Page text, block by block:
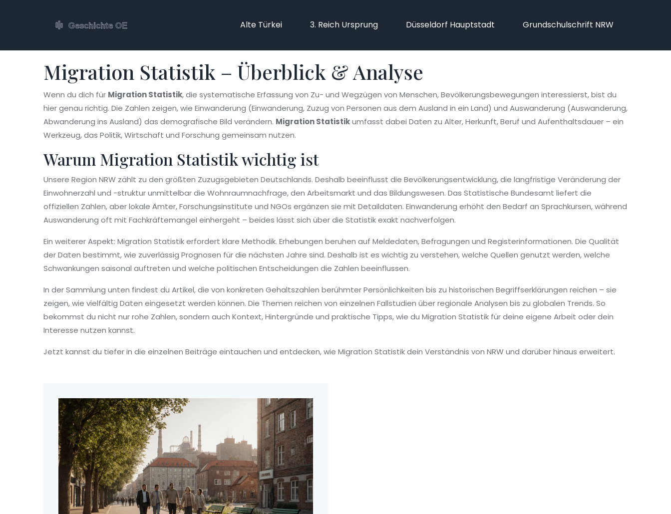
Alte Türkei 3. Reich Ursprung Düsseldorf Hauptstadt Grundschulschrift NRW
Migration Statistik – Überblick & Analyse
Wenn du dich für Migration Statistik,die systematische Erfassung von Zu- und Wegzügen von Menschen,Bevölkerungsbewegungen interessierst, bist du
hier genau richtig. Die Zahlen zeigen, wie Einwanderung (Einwanderung, Zuzug von Personen aus dem Ausland in ein Land) und Auswanderung (Auswanderung,
Abwanderung ins Ausland) das demografische Bild verändern. Migration Statistikumfasst dabei Daten zu Alter, Herkunft, Beruf und Aufenthaltsdauer – ein
Werkzeug, das Politik, Wirtschaft und Forschung gemeinsam nutzen.
Warum Migration Statistik wichtig ist
Unsere Region NRW zählt zu den größten Zuzugsgebieten Deutschlands. Deshalb beeinflusst die Bevölkerungsentwicklung,die langfristige Veränderung der
Einwohnerzahl und -strukturunmittelbar die Wohnraumnachfrage, den Arbeitsmarkt und das Bildungswesen. Das Statistische Bundesamt liefert die
offiziellen Zahlen, aber lokale Ämter, Forschungsinstitute und NGOs ergänzen sie mit Detaildaten. Einwanderung erhöht den Bedarf an Sprachkursen, während
Auswanderung oft mit Fachkräftemangel einhergeht – beides lässt sich über die Statistik exakt nachverfolgen.
Ein weiterer Aspekt: Migration Statistik erfordert klare Methodik. Erhebungen beruhen auf Meldedaten, Befragungen und Registerinformationen. Die Qualität
der Daten bestimmt, wie zuverlässig Prognosen für die nächsten Jahre sind. Deshalb ist es wichtig zu verstehen, welche Quellen genutzt werden, welche
Schwankungen saisonal auftreten und welche politischen Entscheidungen die Zahlen beeinflussen.
In der Sammlung unten findest du Artikel, die von konkreten Gehaltszahlen berühmter Persönlichkeiten bis zu historischen Begriffserklärungen reichen – sie
zeigen, wie vielfältig Daten eingesetzt werden können. Die Themen reichen von einzelnen Fallstudien über regionale Analysen bis zu globalen Trends. So
bekommst du nicht nur rohe Zahlen, sondern auch Kontext, Hintergründe und praktische Tipps, wie du Migration Statistik für deine eigene Arbeit oder dein
Interesse nutzen kannst.
Jetzt kannst du tiefer in die einzelnen Beiträge eintauchen und entdecken, wie Migration Statistik dein Verständnis von NRW und darüber hinaus erweitert.